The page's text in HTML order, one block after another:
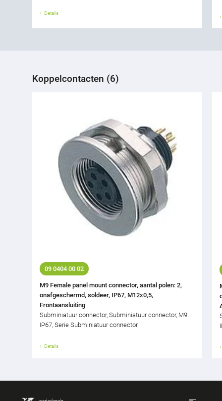
Details
Koppelcontacten (6)
09 0404 00 02
M9 Female panel mount connector, aantal polen: 2,
onafgeschermd, soldeer, IP67, M12x0,5,
Frontaansluiting
Subminiatuur connector, Subminiatuur connector, M9
IP67, Serie Subminiatuur connector
Details